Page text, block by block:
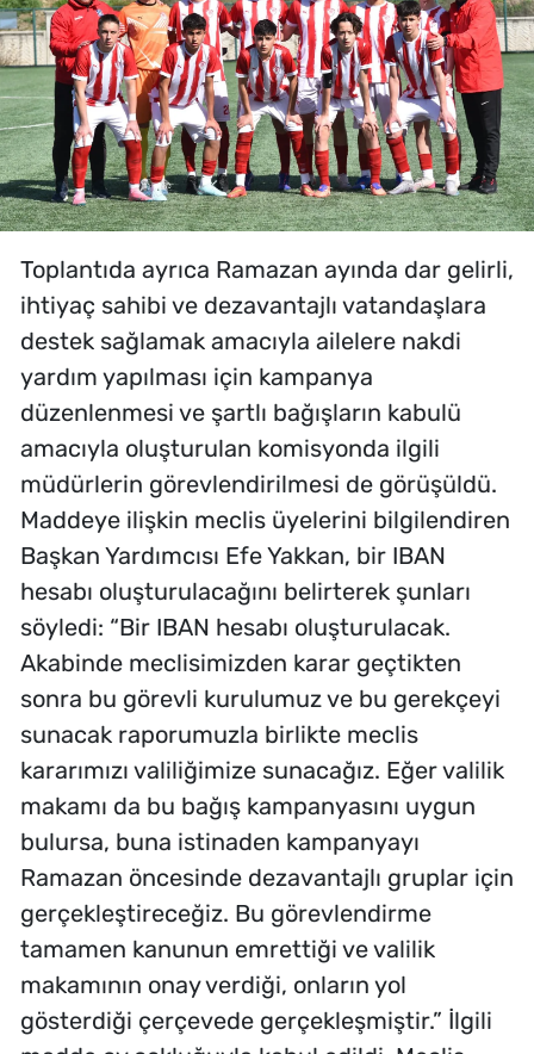
Toplantıda ayrıca Ramazan ayında dar gelirli,
ihtiyaç sahibi ve dezavantajlı vatandaşlara
destek sağlamak amacıyla ailelere nakdi
yardım yapılması için kampanya
düzenlenmesi ve şartlı bağışların kabulü
amacıyla oluşturulan komisyonda ilgili
müdürlerin görevlendirilmesi de görüşüldü.
Maddeye ilişkin meclis üyelerini bilgilendiren
Başkan Yardımcısı Efe Yakkan, bir IBAN
hesabı oluşturulacağını belirterek şunları
söyledi: “Bir IBAN hesabı oluşturulacak.
Akabinde meclisimizden karar geçtikten
sonra bu görevli kurulumuz ve bu gerekçeyi
sunacak raporumuzla birlikte meclis
kararımızı valiliğimize sunacağız. Eğer valilik
makamı da bu bağış kampanyasını uygun
bulursa, buna istinaden kampanyayı
Ramazan öncesinde dezavantajlı gruplar için
gerçekleştireceğiz. Bu görevlendirme
tamamen kanunun emrettiği ve valilik
makamının onay verdiği, onların yol
gösterdiği çerçevede gerçekleşmiştir.” İlgili